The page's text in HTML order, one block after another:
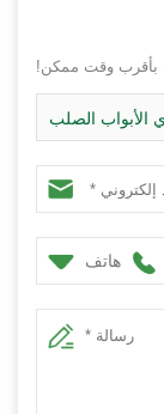
بأقرب وقت ممكن!
الأبواب الصلب
هاتف